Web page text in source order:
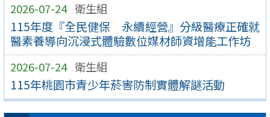
2026-07-24 衛生組
115年度『全民健保 永續經營』分級醫療正確就
醫素養導向沉浸式體驗數位媒材師資增能工作坊
2026-07-24 衛生組
115年桃園市青少年菸害防制實體解謎活動